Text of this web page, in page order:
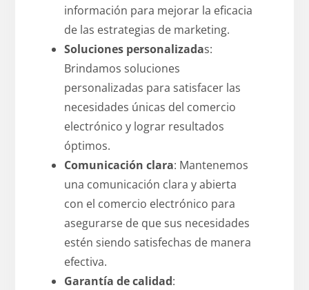
información para mejorar la eficacia
de las estrategias de marketing.
Soluciones personalizadas:
Brindamos soluciones
personalizadas para satisfacer las
necesidades únicas del comercio
electrónico y lograr resultados
óptimos.
Comunicación clara: Mantenemos
una comunicación clara y abierta
con el comercio electrónico para
asegurarse de que sus necesidades
estén siendo satisfechas de manera
efectiva.
Garantía de calidad: